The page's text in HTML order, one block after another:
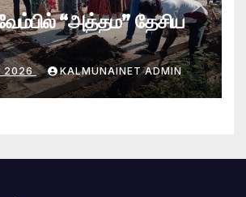
“அத்தம” தேசிய
பிரதேச சபையும்
தூய்மைப் பணி.
2026 KALMUNAINET ADMIN